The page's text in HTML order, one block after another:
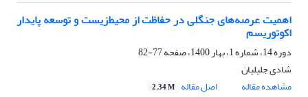
اهمیت عرصه‌های جنگلی در حفاظت از محیط‌زیست و توسعه پایدار
اکوتوریسم
دوره 14، شماره 1، بهار 1400، صفحه
77-82
شادی جلیلیان
مشاهده مقاله
اصل مقاله 2.34 M